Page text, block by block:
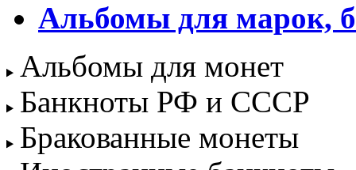
Альбомы для марок,
Альбомы для монет
Банкноты РФ и СССР
Бракованные монеты